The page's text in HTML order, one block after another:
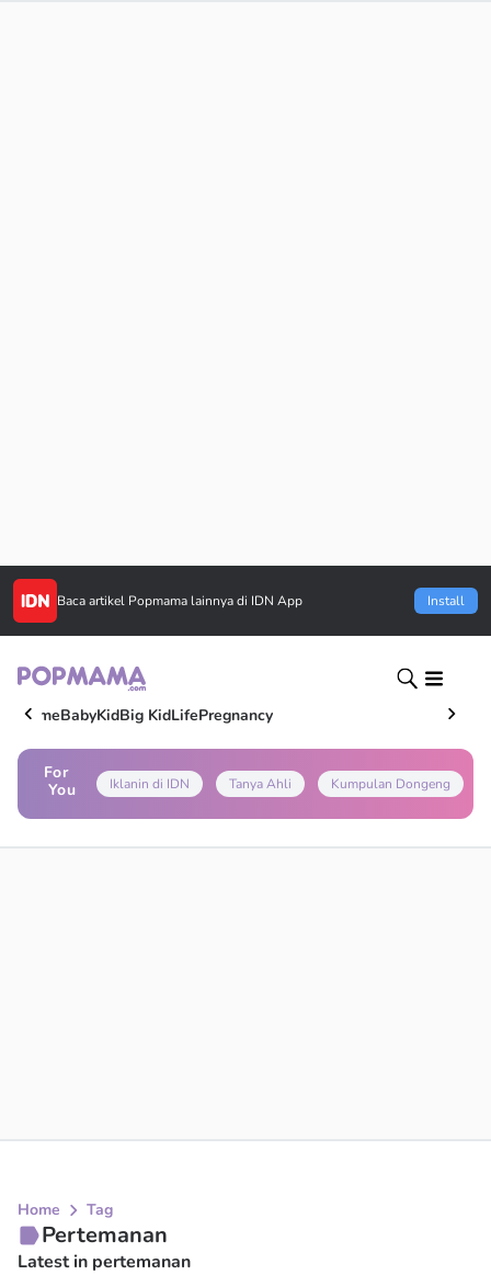
Baca artikel Popmama lainnya di IDN App Install
HomeBabyKidBig KidLifePregnancy
For
You
Iklanin di IDN Tanya Ahli Kumpulan Dongeng
Home Tag
Pertemanan
Latest in pertemanan